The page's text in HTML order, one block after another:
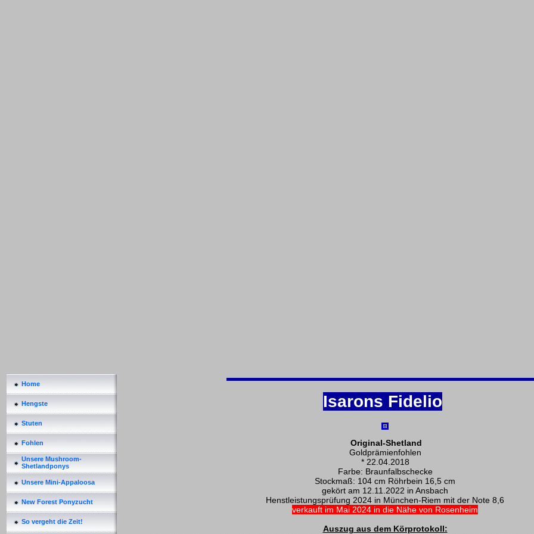
Home
Hengste
Stuten
Fohlen
Unsere Mushroom-
Shetlandponys
Unsere Mini-Appaloosa
New Forest Ponyzucht
So vergeht die Zeit!
Isarons Fidelio
Original-Shetland
Goldprämienfohlen
* 22.04.2018
Farbe: Braunfalbschecke
Stockmaß: 104 cm Röhrbein 16,5 cm
gekört am 12.11.2022 in Ansbach
Henstleistungsprüfung 2024 in München-Riem mit der Note 8,6
verkauft im Mai 2024 in die Nähe von Rosenheim
Auszug aus dem Körprotokoll: